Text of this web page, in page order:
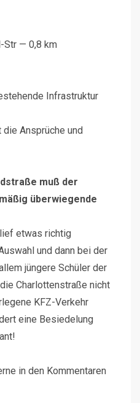
Str — 0,8 km
Infrastruktur
Ansprüche und
muß der
überwiegende
etwas richtig
und dann bei der
jüngere Schüler der
Charlottenstraße nicht
KFZ-Verkehr
eine Besiedelung
in den Kommentaren